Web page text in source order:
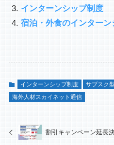
インターンシップ制度
宿泊・外食のインター
インターンシップ制度
サブスク
海外人材スカイネット通信
割引キャンペーン延長